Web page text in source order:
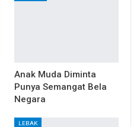
Anak Muda Diminta
Punya Semangat Bela
Negara
LEBAK